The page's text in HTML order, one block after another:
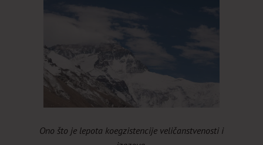
Ono što je lepota koegzistencije veličanstvenosti i